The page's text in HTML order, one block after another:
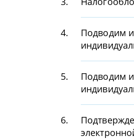
4.
Подводим
5.
Подводим
6.